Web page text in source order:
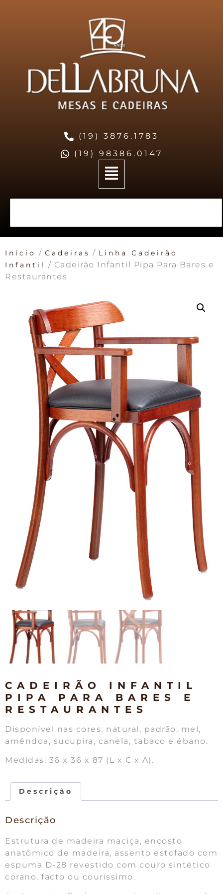
(19) 3876.1783
(19) 98386.0147
Início / Cadeiras / Linha Cadeirão
Infantil
/ Cadeirão Infantil Pipa Para Bares e
Restaurantes
CADEIRÃO INFANTIL
PIPA PARA BARES E
RESTAURANTES
Disponível nas cores: natural, padrão, mel,
amêndoa, sucupira, canela, tabaco e ébano.
Medidas: 36 x 36 x 87 (L x C x A).
Descrição
Descrição
Estrutura de madeira maciça, encosto
anatômico de madeira, assento estofado com
espuma D-28 revestido com couro sintético
corano, facto ou couríssimo.